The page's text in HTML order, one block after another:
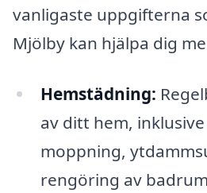
vanligaste uppgifterna
Mjölby kan hjälpa dig
Hemstädning:
av ditt hem,
moppning,
rengöring av